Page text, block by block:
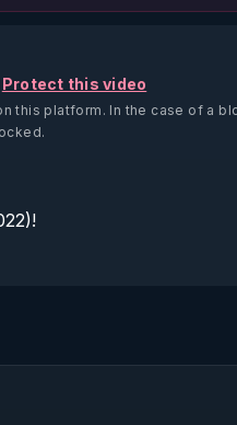
Protect this video
this platform. In the case of a